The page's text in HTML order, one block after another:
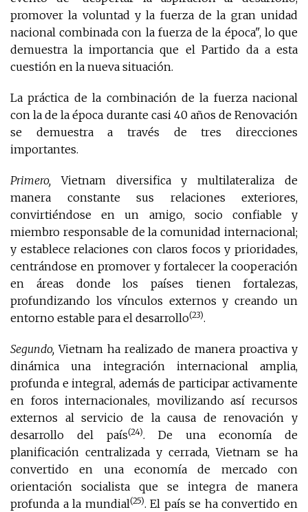
promover la voluntad y la fuerza de la gran unidad
nacional combinada con la fuerza de la época", lo que
demuestra la importancia que el Partido da a esta
cuestión en la nueva situación.
La práctica de la combinación de la fuerza nacional
con la de la época durante casi 40 años de Renovación
se demuestra a través de tres direcciones
importantes.
Primero,
Vietnam diversifica y multilateraliza de
manera constante sus relaciones exteriores,
convirtiéndose en un amigo, socio confiable y
miembro responsable de la comunidad internacional;
y establece relaciones con claros focos y prioridades,
centrándose en promover y fortalecer la cooperación
en áreas donde los países tienen fortalezas,
profundizando los vínculos externos y creando un
entorno estable para el desarrollo(23).
Segundo, Vietnam ha realizado de manera proactiva y
dinámica una integración internacional amplia,
profunda e integral, además de participar activamente
en foros internacionales, movilizando así recursos
externos al servicio de la causa de renovación y
desarrollo del país(24). De una economía de
planificación centralizada y cerrada, Vietnam se ha
convertido en una economía de mercado con
orientación socialista que se integra de manera
profunda a la mundial(25). El país se ha convertido en